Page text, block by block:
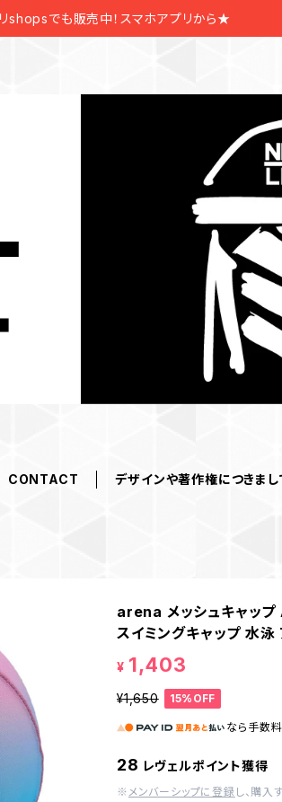
shopsでも販売中！スマホアプリから★
CONTACT
デザインや著作権につきまし
arena メッシュキャッ
スイミングキャップ 水
¥ 1,403
¥1,650 15%OFF
なら 手数
28 レヴェルポイント獲得
※ メンバーシップに登録 し、購入